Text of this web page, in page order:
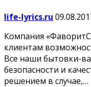
life-lyrics.ru
Компания
клиентам
Все наши бытовки-
безопасности и
решением в случае,…